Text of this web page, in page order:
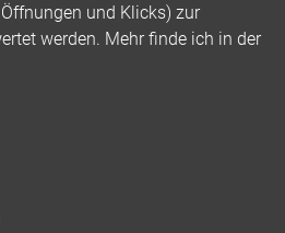
und Klicks) zur
werden. Mehr finde ich in der